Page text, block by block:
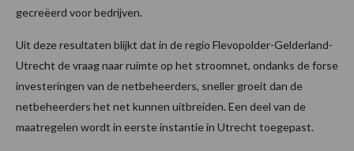
gecreëerd voor bedrijven.
Uit deze resultaten blijkt dat in de regio Flevopolder-Gelderland-
Utrecht de vraag naar ruimte op het stroomnet, ondanks de forse
investeringen van de netbeheerders, sneller groeit dan de
netbeheerders het net kunnen uitbreiden. Een deel van de
maatregelen wordt in eerste instantie in Utrecht toegepast.